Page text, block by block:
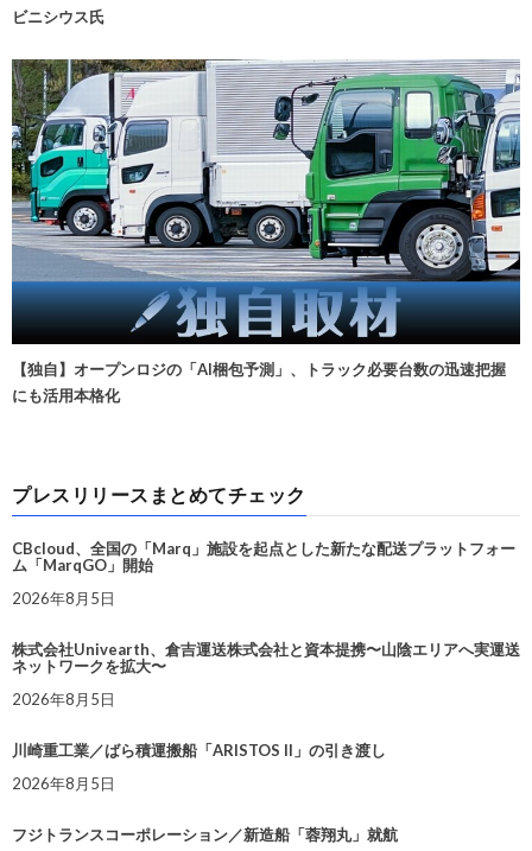
ビニシウス氏
【独自】オープンロジの「AI梱包予測」、トラック必要台数の迅速把握
にも活用本格化
プレスリリースまとめてチェック
CBcloud、全国の「Marq」施設を起点とした新たな配送プラットフォー
ム「MarqGO」開始
2026年8月5日
株式会社Univearth、倉吉運送株式会社と資本提携〜山陰エリアへ実運送
ネットワークを拡大〜
2026年8月5日
川崎重工業／ばら積運搬船「ARISTOS II」の引き渡し
2026年8月5日
フジトランスコーポレーション／新造船「蓉翔丸」就航